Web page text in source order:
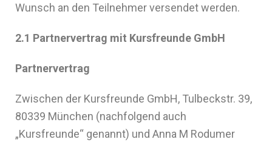
Wunsch an den Teilnehmer versendet werden.
2.1 Partnervertrag mit Kursfreunde GmbH
Partnervertrag
Zwischen der Kursfreunde GmbH, Tulbeckstr. 39,
80339 München (nachfolgend auch
„Kursfreunde“ genannt) und Anna M Rodumer